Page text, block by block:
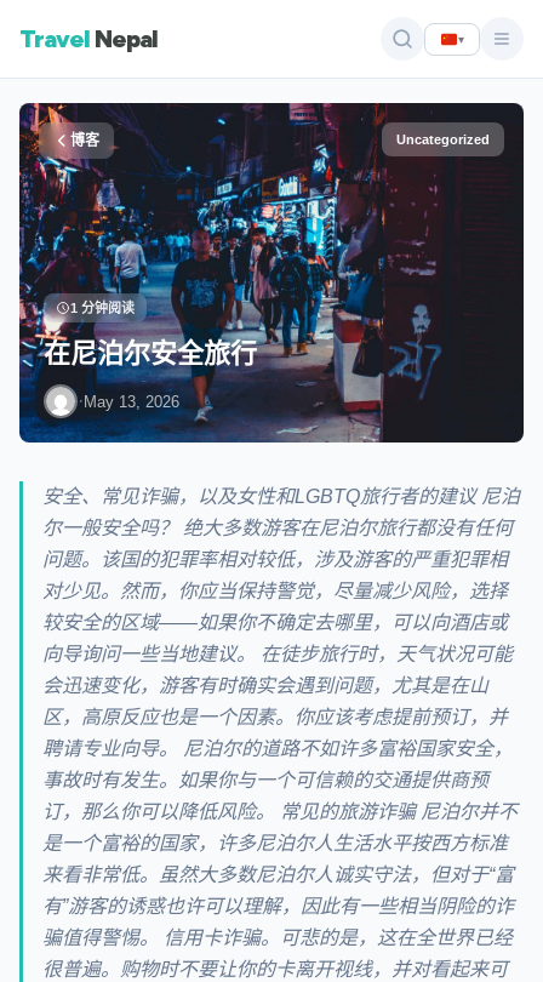
Travel Nepal ▾
博客 Uncategorized
1 分钟阅读
在尼泊尔安全旅行
·May 13, 2026
安全、常见诈骗，以及女性和LGBTQ旅行者的建议 尼泊
尔一般安全吗？ 绝大多数游客在尼泊尔旅行都没有任何
问题。该国的犯罪率相对较低，涉及游客的严重犯罪相
对少见。然而，你应当保持警觉，尽量减少风险，选择
较安全的区域——如果你不确定去哪里，可以向酒店或
向导询问一些当地建议。 在徒步旅行时，天气状况可能
会迅速变化，游客有时确实会遇到问题，尤其是在山
区，高原反应也是一个因素。你应该考虑提前预订，并
聘请专业向导。 尼泊尔的道路不如许多富裕国家安全，
事故时有发生。如果你与一个可信赖的交通提供商预
订，那么你可以降低风险。 常见的旅游诈骗 尼泊尔并不
是一个富裕的国家，许多尼泊尔人生活水平按西方标准
来看非常低。虽然大多数尼泊尔人诚实守法，但对于“富
有”游客的诱惑也许可以理解，因此有一些相当阴险的诈
骗值得警惕。 信用卡诈骗。可悲的是，这在全世界已经
很普遍。购物时不要让你的卡离开视线，并对看起来可